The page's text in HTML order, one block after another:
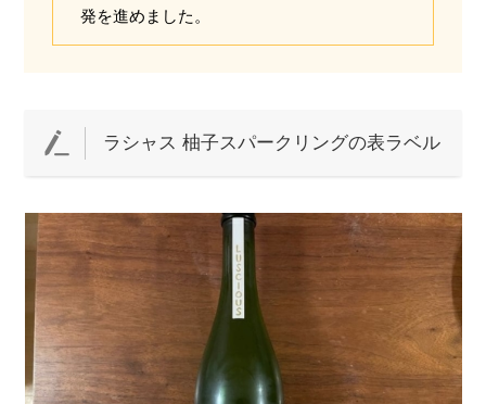
発を進めました。
ラシャス 柚子スパークリングの表ラベル